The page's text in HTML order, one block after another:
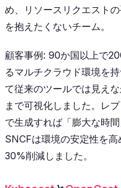
め、リソースリクエスト
を抱えたくないチーム。
顧客事例: 90か国以上で
るマルチクラウド環境を
て従来のツールでは見え
まで可視化しました。レ
で生成すれば「膨大な時
SNCFは環境の安定性を
30%削減しました。